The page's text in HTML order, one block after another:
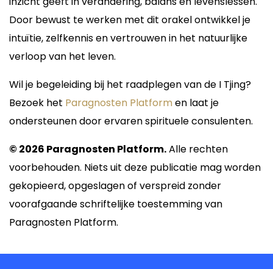
Door bewust te werken met dit orakel ontwikkel je
intuïtie, zelfkennis en vertrouwen in het natuurlijke
verloop van het leven.
Wil je begeleiding bij het raadplegen van de I Tjing?
Bezoek het Paragnosten Platformen laat je
ondersteunen door ervaren spirituele consulenten.
© 2026 Paragnosten Platform.Alle rechten
voorbehouden. Niets uit deze publicatie mag worden
gekopieerd, opgeslagen of verspreid zonder
voorafgaande schriftelijke toestemming van
Paragnosten Platform.